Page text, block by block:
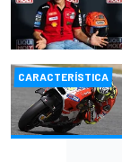
CARACTERÍSTICA